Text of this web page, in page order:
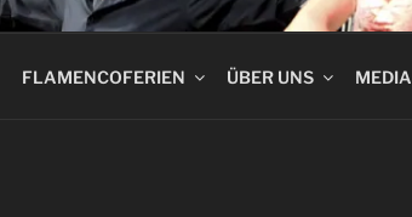
FLAMENCOFERIEN ÜBER UNS MEDIA